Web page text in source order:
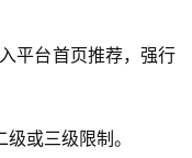
平台首页推荐，强行
或三级限制。